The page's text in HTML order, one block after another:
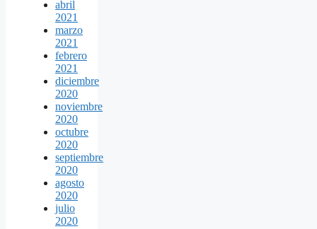
abril
2021
marzo
2021
febrero
2021
diciembre
2020
noviembre
2020
octubre
2020
septiembre
2020
agosto
2020
julio
2020